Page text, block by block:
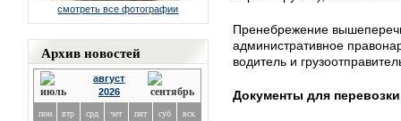
смотреть все фотографии
Архив новостей
август
2026
пон втр срд чет пят суб вск
Пренебрежение
административное
водитель и
Документы для